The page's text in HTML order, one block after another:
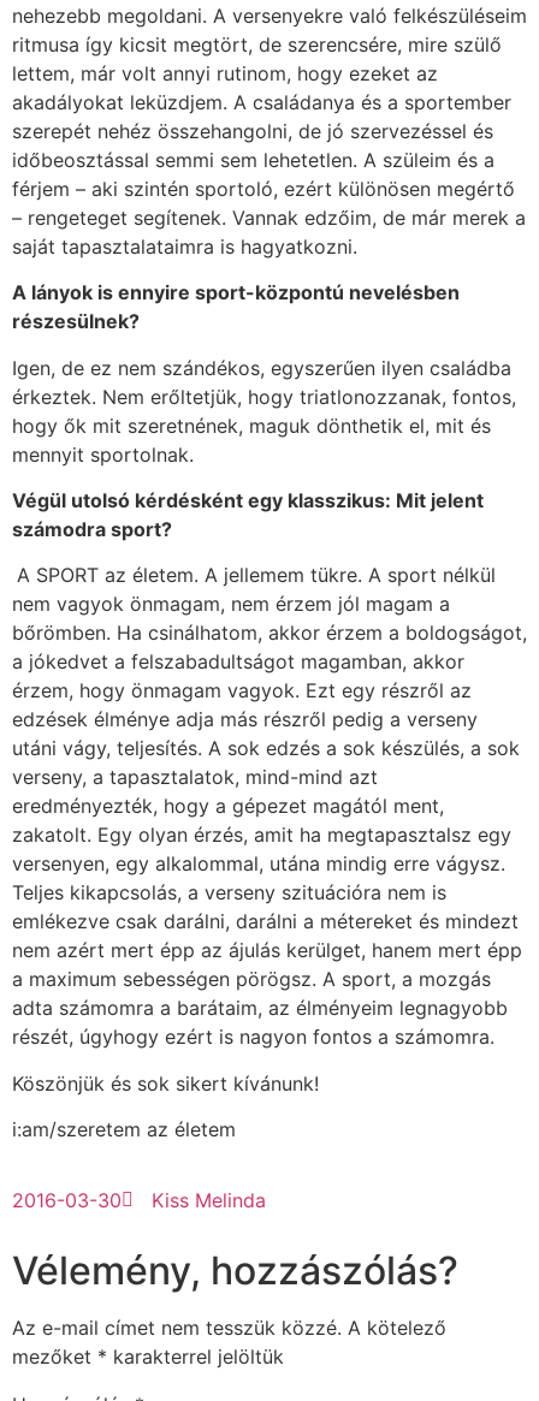
nehezebb megoldani. A versenyekre való felkészüléseim
ritmusa így kicsit megtört, de szerencsére, mire szülő
lettem, már volt annyi rutinom, hogy ezeket az
akadályokat leküzdjem. A családanya és a sportember
szerepét nehéz összehangolni, de jó szervezéssel és
időbeosztással semmi sem lehetetlen. A szüleim és a
férjem – aki szintén sportoló, ezért különösen megértő
– rengeteget segítenek. Vannak edzőim, de már merek a
saját tapasztalataimra is hagyatkozni.
A lányok is ennyire sport-központú nevelésben
részesülnek?
Igen, de ez nem szándékos, egyszerűen ilyen családba
érkeztek. Nem erőltetjük, hogy triatlonozzanak, fontos,
hogy ők mit szeretnének, maguk dönthetik el, mit és
mennyit sportolnak.
Végül utolsó kérdésként egy klasszikus: Mit jelent
számodra sport?
A SPORT az életem. A jellemem tükre. A sport nélkül
nem vagyok önmagam, nem érzem jól magam a
bőrömben. Ha csinálhatom, akkor érzem a boldogságot,
a jókedvet a felszabadultságot magamban, akkor
érzem, hogy önmagam vagyok. Ezt egy részről az
edzések élménye adja más részről pedig a verseny
utáni vágy, teljesítés. A sok edzés a sok készülés, a sok
verseny, a tapasztalatok, mind-mind azt
eredményezték, hogy a gépezet magától ment,
zakatolt. Egy olyan érzés, amit ha megtapasztalsz egy
versenyen, egy alkalommal, utána mindig erre vágysz.
Teljes kikapcsolás, a verseny szituációra nem is
emlékezve csak darálni, darálni a métereket és mindezt
nem azért mert épp az ájulás kerülget, hanem mert épp
a maximum sebességen pörögsz. A sport, a mozgás
adta számomra a barátaim, az élményeim legnagyobb
részét, úgyhogy ezért is nagyon fontos a számomra.
Köszönjük és sok sikert kívánunk!
i:am/szeretem az életem
2016-03-30 Kiss Melinda
Vélemény, hozzászólás?
Az e-mail címet nem tesszük közzé. A kötelező
mezőket * karakterrel jelöltük